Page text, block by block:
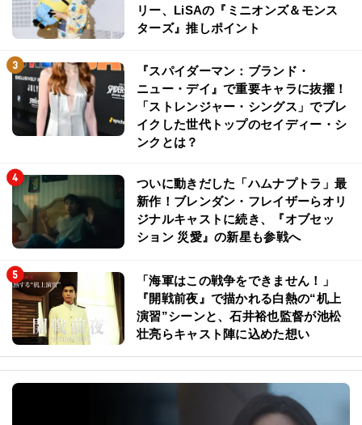
リー、LiSAの『ミニオンズ＆モンス
ターズ』推しポイント
『スパイダーマン：ブランド・
ニュー・デイ』で重要キャラに抜擢！
「ストレンジャー・シングス」でブレ
イクした世代トップのセイディー・シ
ンクとは？
ついに動きだした「ハムナプトラ」最
新作！ブレンダン・フレイザーらオリ
ジナルキャストに続き、『オブセッ
ション 災愛』の新星も参戦へ
「海軍はこの戦争をできません！」
『開戦前夜』で描かれる白熱の“机上
演習”シーンと、石井裕也監督が池松
壮亮らキャスト陣に込めた想い